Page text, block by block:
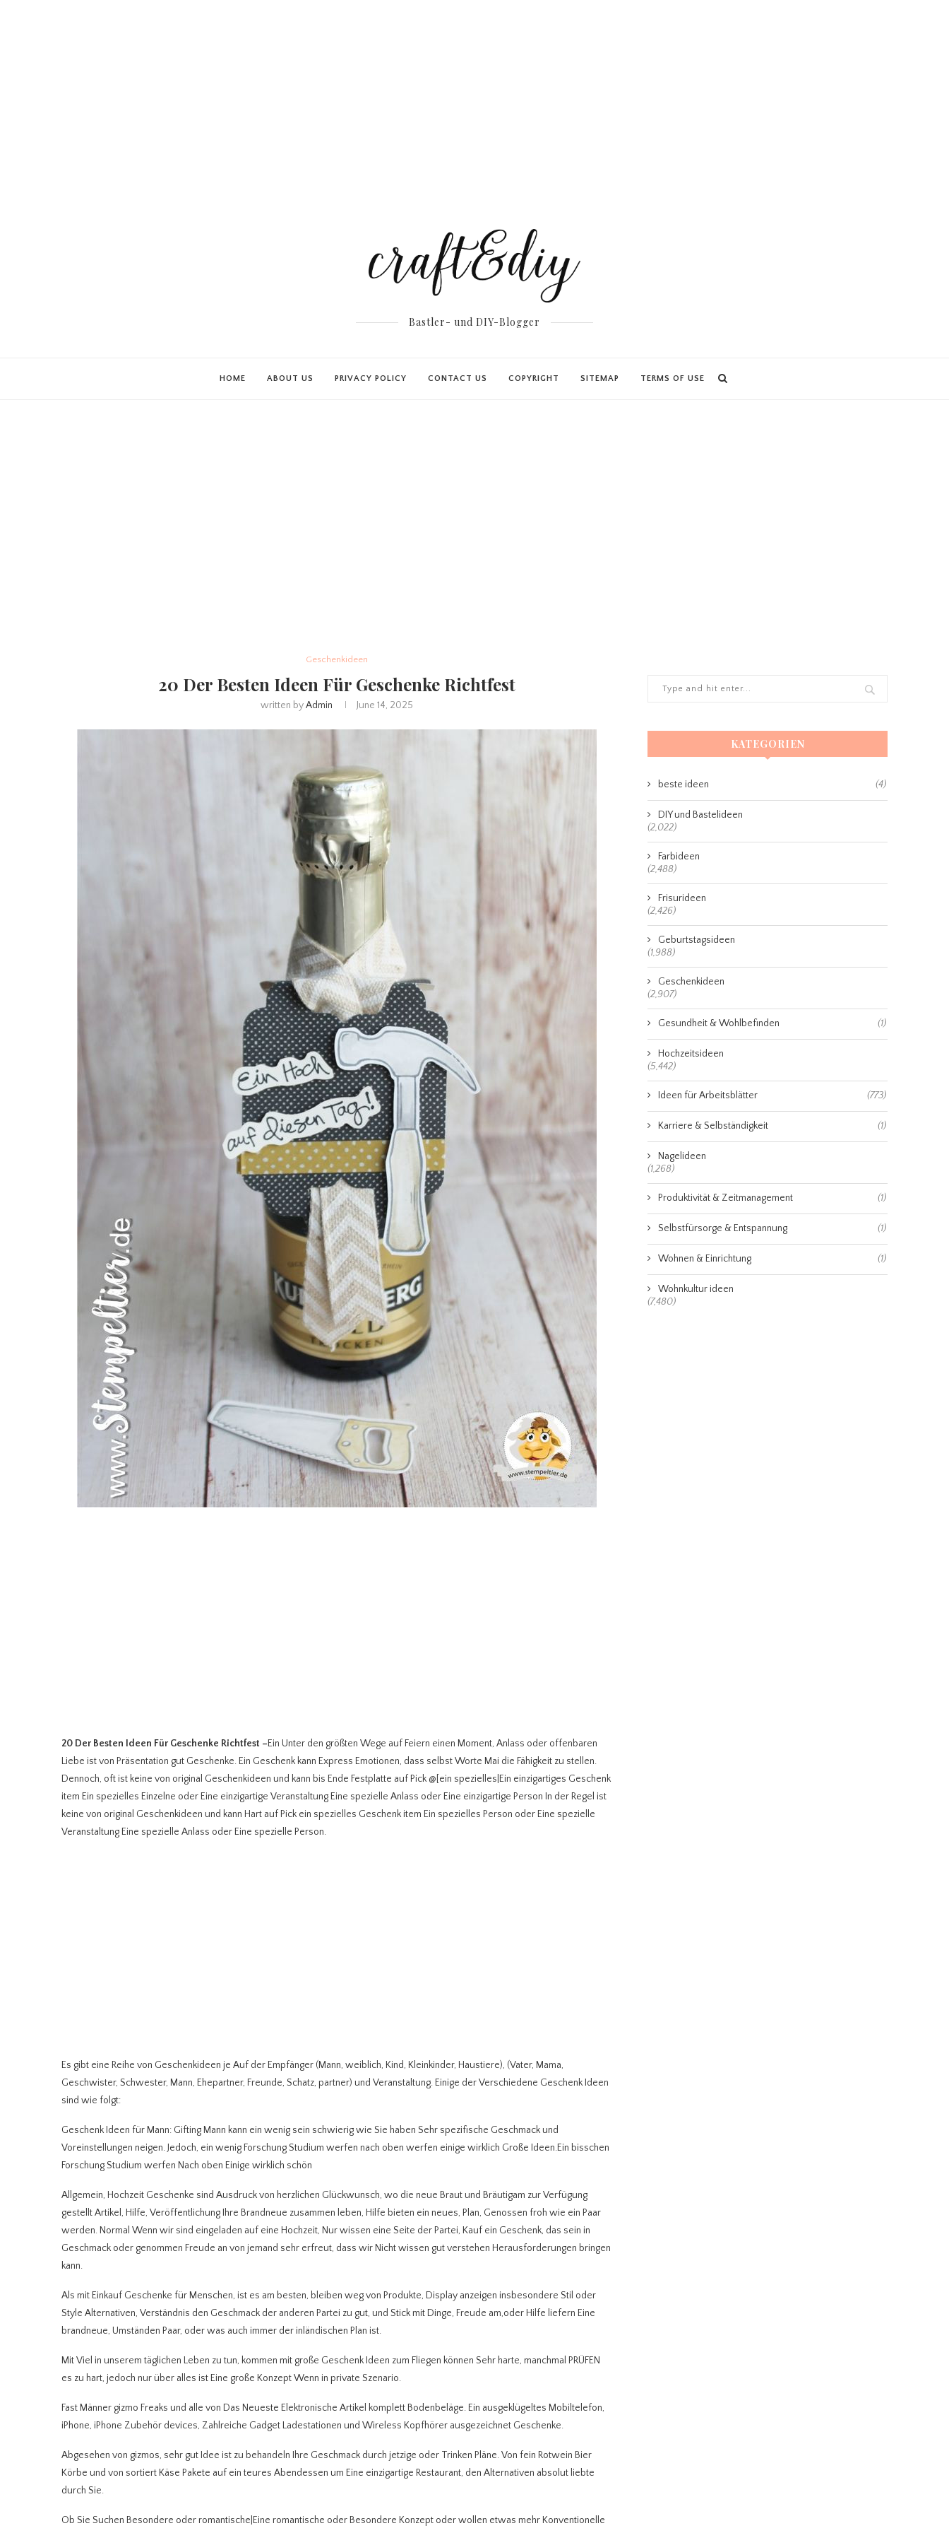
Bastler- und DIY-Blogger
HOME ABOUT US PRIVACY POLICY CONTACT US COPYRIGHT SITEMAP TERMS OF USE
Geschenkideen
20 Der Besten Ideen Für Geschenke Richtfest
written byAdmin June 14, 2025
20 Der Besten Ideen Für Geschenke Richtfest –Ein Unter den größten Wege auf Feiern einen Moment, Anlass oder offenbaren
Liebe ist von Präsentation gut Geschenke. Ein Geschenk kann Express Emotionen, dass selbst Worte Mai die Fähigkeit zu stellen.
Dennoch, oft ist keine von original Geschenkideen und kann bis Ende Festplatte auf Pick @[ein spezielles|Ein einzigartiges Geschenk
item Ein spezielles Einzelne oder Eine einzigartige Veranstaltung Eine spezielle Anlass oder Eine einzigartige Person In der Regel ist
keine von original Geschenkideen und kann Hart auf Pick ein spezielles Geschenk item Ein spezielles Person oder Eine spezielle
Veranstaltung Eine spezielle Anlass oder Eine spezielle Person.
Es gibt eine Reihe von Geschenkideen je Auf der Empfänger (Mann, weiblich, Kind, Kleinkinder, Haustiere), (Vater, Mama,
Geschwister, Schwester, Mann, Ehepartner, Freunde, Schatz, partner) und Veranstaltung. Einige der Verschiedene Geschenk Ideen
sind wie folgt:
Geschenk Ideen für Mann: Gifting Mann kann ein wenig sein schwierig wie Sie haben Sehr spezifische Geschmack und
Voreinstellungen neigen. Jedoch, ein wenig Forschung Studium werfen nach oben werfen einige wirklich Große Ideen.Ein bisschen
Forschung Studium werfen Nach oben Einige wirklich schön
Allgemein, Hochzeit Geschenke sind Ausdruck von herzlichen Glückwunsch, wo die neue Braut und Bräutigam zur Verfügung
gestellt Artikel, Hilfe, Veröffentlichung Ihre Brandneue zusammen leben, Hilfe bieten ein neues, Plan, Genossen froh wie ein Paar
werden. Normal Wenn wir sind eingeladen auf eine Hochzeit, Nur wissen eine Seite der Partei, Kauf ein Geschenk, das sein in
Geschmack oder genommen Freude an von jemand sehr erfreut, dass wir Nicht wissen gut verstehen Herausforderungen bringen
kann.
Als mit Einkauf Geschenke für Menschen, ist es am besten, bleiben weg von Produkte, Display anzeigen insbesondere Stil oder
Style Alternativen, Verständnis den Geschmack der anderen Partei zu gut, und Stick mit Dinge, Freude am,oder Hilfe liefern Eine
brandneue, Umständen Paar, oder was auch immer der inländischen Plan ist.
Mit Viel in unserem täglichen Leben zu tun, kommen mit große Geschenk Ideen zum Fliegen können Sehr harte, manchmal PRÜFEN
es zu hart, jedoch nur über alles ist Eine große Konzept Wenn in private Szenario.
Fast Männer gizmo Freaks und alle von Das Neueste Elektronische Artikel komplett Bodenbeläge. Ein ausgeklügeltes Mobiltelefon,
iPhone, iPhone Zubehör devices, Zahlreiche Gadget Ladestationen und Wireless Kopfhörer ausgezeichnet Geschenke.
Abgesehen von gizmos, sehr gut Idee ist zu behandeln Ihre Geschmack durch jetzige oder Trinken Pläne. Von fein Rotwein Bier
Körbe und von sortiert Käse Pakete auf ein teures Abendessen um Eine einzigartige Restaurant, den Alternativen absolut liebte
durch Sie.
Ob Sie Suchen Besondere oder romantische|Eine romantische oder Besondere Konzept oder wollen etwas mehr Konventionelle
KATEGORIEN
beste ideen (4)
DIY und Bastelideen
(2,022)
Farbideen
(2,488)
Frisurideen
(2,426)
Geburtstagsideen
(1,988)
Geschenkideen
(2,907)
Gesundheit & Wohlbefinden (1)
Hochzeitsideen
(5,442)
Ideen für Arbeitsblätter (773)
Karriere & Selbständigkeit (1)
Nagelideen
(1,268)
Produktivität & Zeitmanagement (1)
Selbstfürsorge & Entspannung (1)
Wohnen & Einrichtung (1)
Wohnkultur ideen
(7,480)